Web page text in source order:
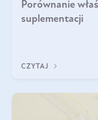
Porównanie
suplementacji
CZYTAJ